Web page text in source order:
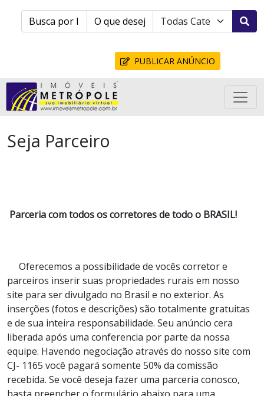
PUBLICAR ANÚNCIO
Seja Parceiro
Parceria com todos os corretores de todo o BRASIL!
Oferecemos a possibilidade de vocês corretor e
parceiros inserir suas propriedades rurais em nosso
site para ser divulgado no Brasil e no exterior. As
inserções (fotos e descrições) são totalmente gratuitas
e de sua inteira responsabilidade. Seu anúncio cera
liberada após uma conferencia por parte da nossa
equipe. Havendo negociação através do nosso site com
CJ- 1165 você pagará somente 50% da comissão
recebida. Se você deseja fazer uma parceria conosco,